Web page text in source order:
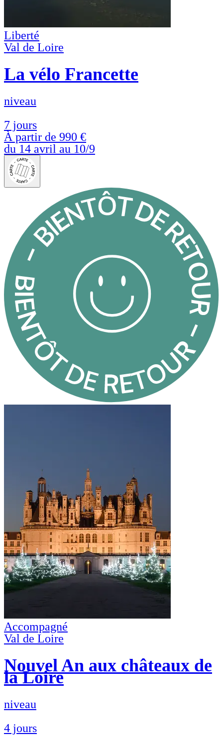
Liberté
Val de Loire
La vélo Francette
niveau
7 jours
À partir de 990 €
du 14 avril au 10/9
Accompagné
Val de Loire
Nouvel An aux châteaux de
la Loire
niveau
4 jours